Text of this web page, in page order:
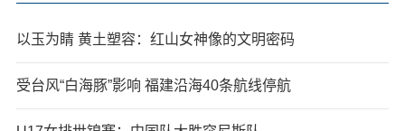
以玉为睛 黄土塑容：红山女神像的文明密码
受台风“白海豚”影响 福建沿海40条航线停航